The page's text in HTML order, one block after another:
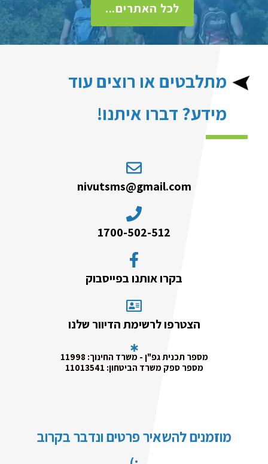
לכל האתרים...
מתלבטים או רוצים עוד
מידע? דברו איתנו!
nivutsms@gmail.com
1700-502-512
בקרו אותנו בפייסבוק
הצטרפו לרשימת הדיוור שלנו
מספר תכנית גפ"ן - משרד החינוך: 11998
מספר ספק משרד הביטחון: 11013541
מוזמנים להשאיר פרטים ונדבר בקרוב